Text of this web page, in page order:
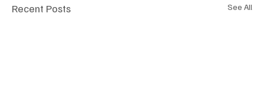
Recent Posts See All